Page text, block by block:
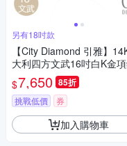
另有18吋款
【City Diamond 引雅】
大利四方文武16吋白K金
(浮光流影系列)
$7,650 85折
挑戰低價 券
加入購物車